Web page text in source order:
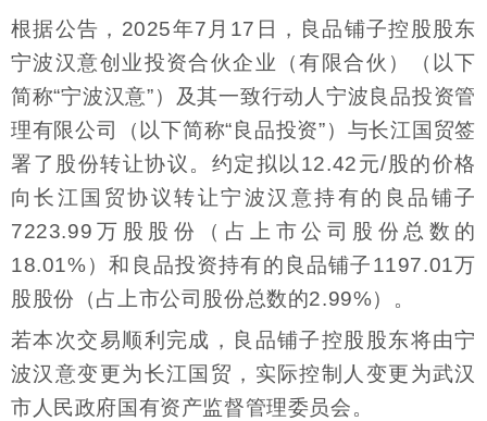
根据公告，2025年7月17日，良品铺子控股股东
宁波汉意创业投资合伙企业（有限合伙）（以下
简称“宁波汉意”）及其一致行动人宁波良品投资管
理有限公司（以下简称“良品投资”）与长江国贸签
署了股份转让协议。约定拟以12.42元/股的价格
向长江国贸协议转让宁波汉意持有的良品铺子
7223.99万股股份（占上市公司股份总数的
18.01%）和良品投资持有的良品铺子1197.01万
股股份（占上市公司股份总数的2.99%）。
若本次交易顺利完成，良品铺子控股股东将由宁
波汉意变更为长江国贸，实际控制人变更为武汉
市人民政府国有资产监督管理委员会。